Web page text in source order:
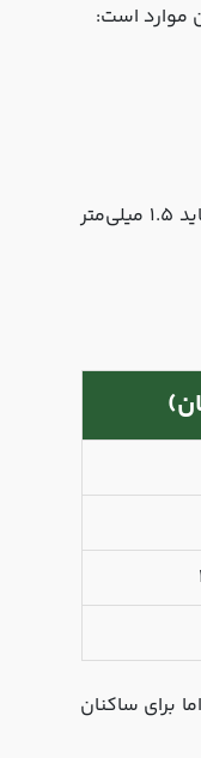
موارد است:
، فاصله استاندارد بین کشو و بدنه باید 1.5 میلی‌متر
برای ساکنان